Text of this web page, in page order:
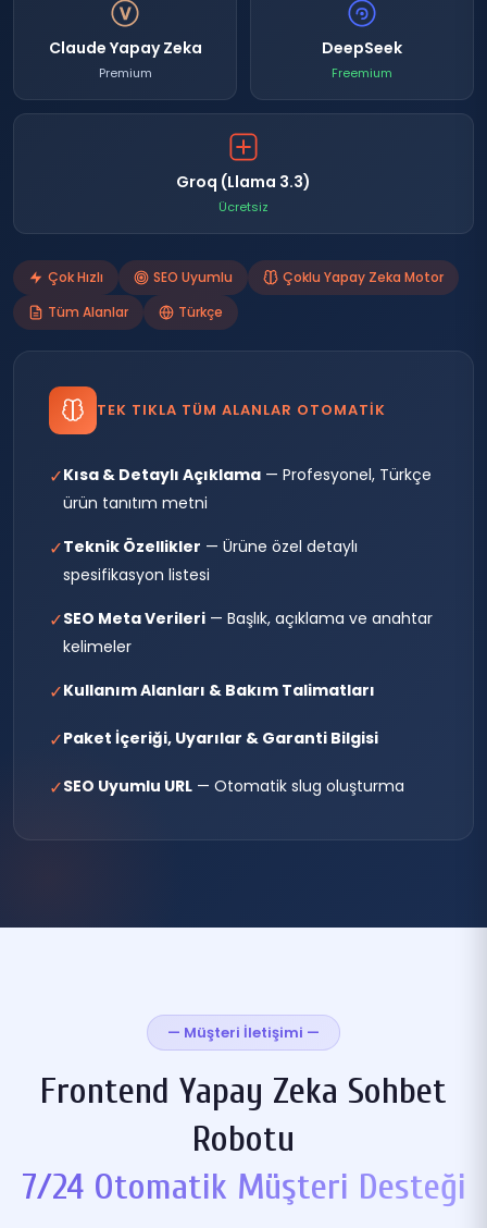
TEK TIKLA TÜM ALANLAR OTOMATIK
✓Kısa & Detaylı Açıklama — Profesyonel, Türkçe
ürün tanıtım metni
✓Teknik Özellikler — Ürüne özel detaylı
spesifikasyon listesi
✓SEO Meta Verileri — Başlık, açıklama ve anahtar
kelimeler
✓Kullanım Alanları & Bakım Talimatları
✓Paket İçeriği, Uyarılar & Garanti Bilgisi
✓SEO Uyumlu URL — Otomatik slug oluşturma
Claude Yapay Zeka
Premium
DeepSeek
Freemium
Groq (Llama 3.3)
Ücretsiz
Çok Hızlı SEO Uyumlu
Çoklu Yapay Zeka Motor
Tüm Alanlar
Türkçe
— Müşteri İletişimi —
Frontend Yapay Zeka Sohbet
Robotu
7/24 Otomatik Müşteri Desteği